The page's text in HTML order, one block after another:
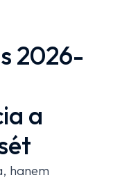
2026-
a
hanem